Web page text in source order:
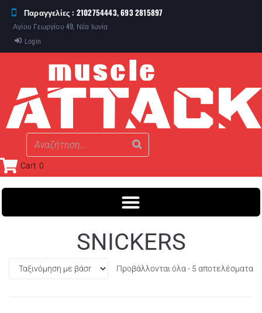
Παραγγελίες : 2102754443, 693 2815897
Αγίου Γεωργίου 49, Νέα Ιωνία
Login
Cart 0
SNICKERS
Προβάλλονται όλα - 5 αποτελέσματα